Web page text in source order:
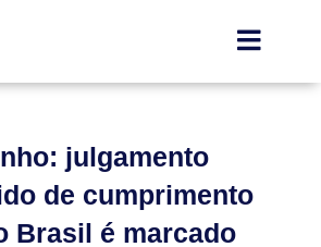
julgamento
de cumprimento
Brasil é marcado